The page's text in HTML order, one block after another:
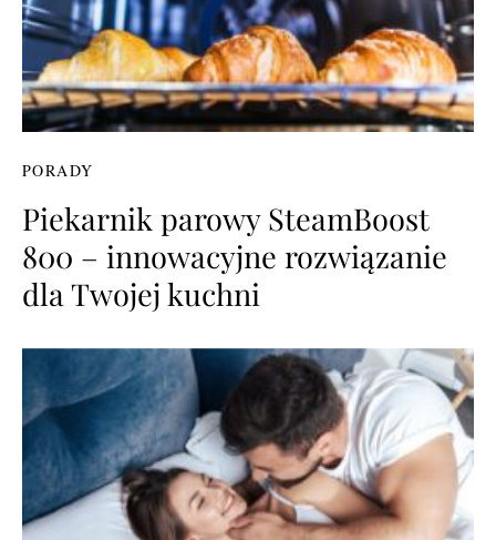
PORADY
Piekarnik parowy SteamBoost
800 – innowacyjne rozwiązanie
dla Twojej kuchni